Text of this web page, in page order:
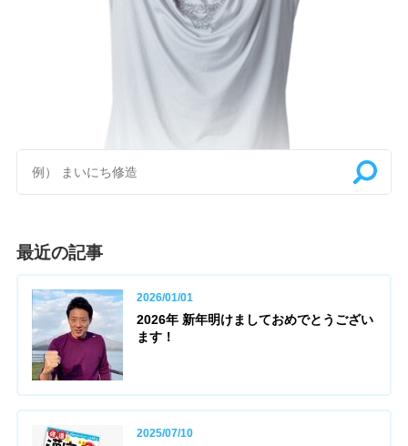
最近の記事
2026/01/01
2026年 新年明けましておめでとうござい
ます！
2025/07/10